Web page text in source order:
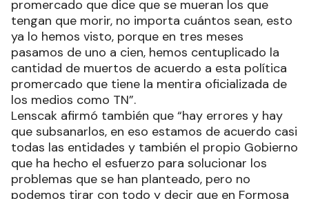
promercado que dice que se mueran los que
tengan que morir, no importa cuántos sean, esto
ya lo hemos visto, porque en tres meses
pasamos de uno a cien, hemos centuplicado la
cantidad de muertos de acuerdo a esta política
promercado que tiene la mentira oficializada de
los medios como TN”.
Lenscak afirmó también que “hay errores y hay
que subsanarlos, en eso estamos de acuerdo casi
todas las entidades y también el propio Gobierno
que ha hecho el esfuerzo para solucionar los
problemas que se han planteado, pero no
podemos tirar con todo y decir que en Formosa